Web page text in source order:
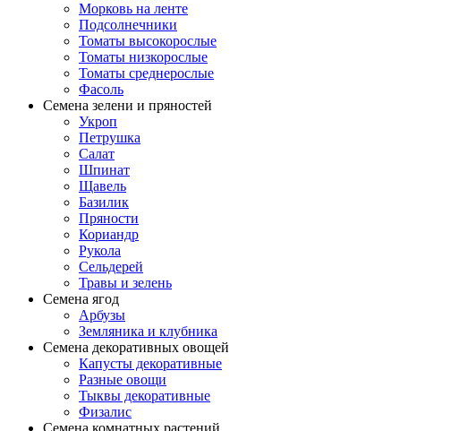
Морковь на ленте
Подсолнечники
Томаты высокорослые
Томаты низкорослые
Томаты среднерослые
Фасоль
Семена зелени и пряностей
Укроп
Петрушка
Салат
Шпинат
Щавель
Базилик
Пряности
Кориандр
Рукола
Сельдерей
Травы и зелень
Семена ягод
Арбузы
Земляника и клубника
Семена декоративных овощей
Капусты декоративные
Разные овощи
Тыквы декоративные
Физалис